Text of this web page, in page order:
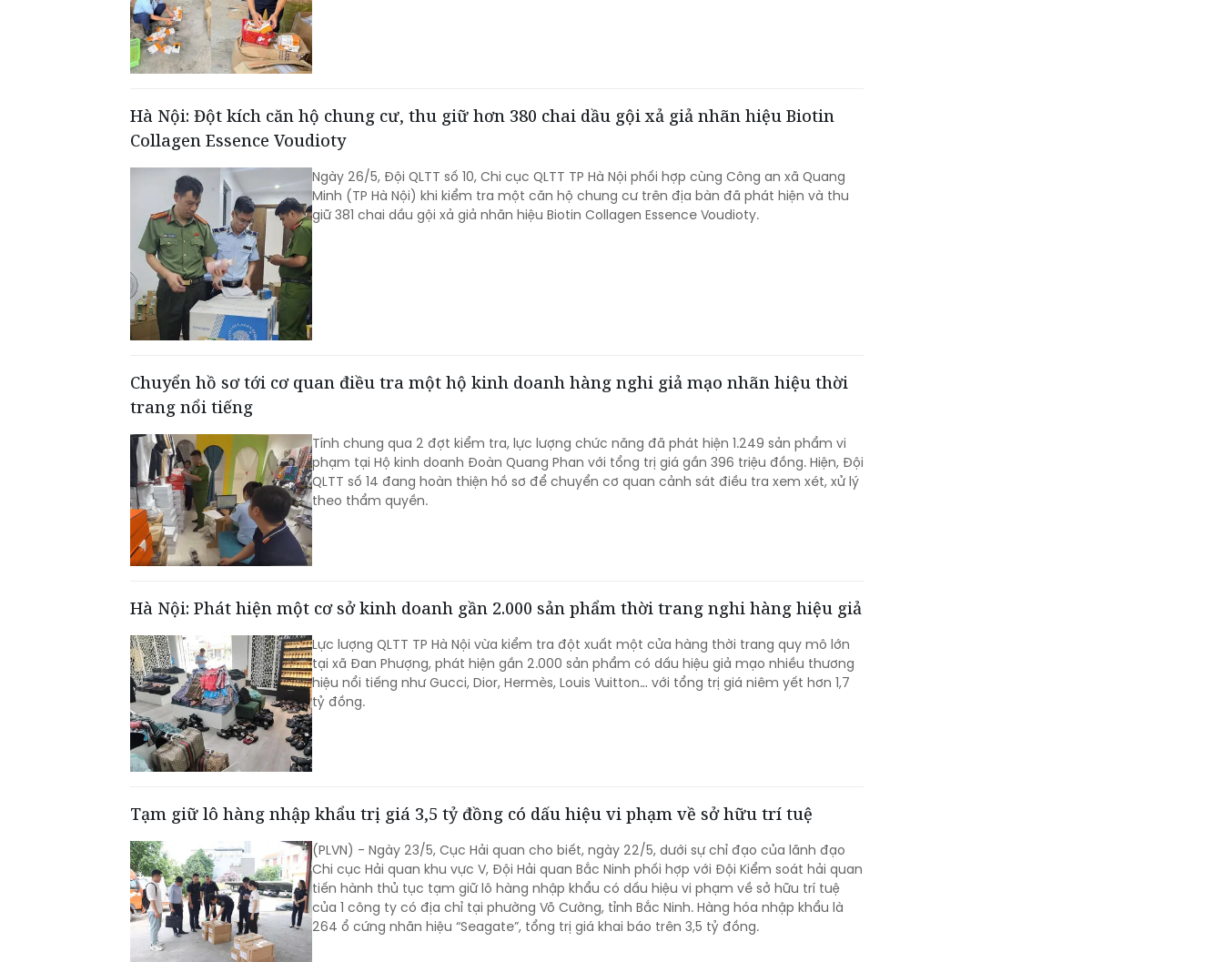
Hà Nội: Đột kích căn hộ chung cư, thu giữ hơn 380 chai dầu gội xả giả nhãn hiệu Biotin
Collagen Essence Voudioty
Ngày 26/5, Đội QLTT số 10, Chi cục QLTT TP Hà Nội phối hợp cùng Công an xã Quang
Minh (TP Hà Nội) khi kiểm tra một căn hộ chung cư trên địa bàn đã phát hiện và thu
giữ 381 chai dầu gội xả giả nhãn hiệu Biotin Collagen Essence Voudioty.
Chuyển hồ sơ tới cơ quan điều tra một hộ kinh doanh hàng nghi giả mạo nhãn hiệu thời
trang nổi tiếng
Tính chung qua 2 đợt kiểm tra, lực lượng chức năng đã phát hiện 1.249 sản phẩm vi
phạm tại Hộ kinh doanh Đoàn Quang Phan với tổng trị giá gần 396 triệu đồng. Hiện, Đội
QLTT số 14 đang hoàn thiện hồ sơ để chuyển cơ quan cảnh sát điều tra xem xét, xử lý
theo thẩm quyền.
Hà Nội: Phát hiện một cơ sở kinh doanh gần 2.000 sản phẩm thời trang nghi hàng hiệu giả
Lực lượng QLTT TP Hà Nội vừa kiểm tra đột xuất một cửa hàng thời trang quy mô lớn
tại xã Đan Phượng, phát hiện gần 2.000 sản phẩm có dấu hiệu giả mạo nhiều thương
hiệu nổi tiếng như Gucci, Dior, Hermès, Louis Vuitton… với tổng trị giá niêm yết hơn 1,7
tỷ đồng.
Tạm giữ lô hàng nhập khẩu trị giá 3,5 tỷ đồng có dấu hiệu vi phạm về sở hữu trí tuệ
(PLVN) - Ngày 23/5, Cục Hải quan cho biết, ngày 22/5, dưới sự chỉ đạo của lãnh đạo
Chi cục Hải quan khu vực V, Đội Hải quan Bắc Ninh phối hợp với Đội Kiểm soát hải quan
tiến hành thủ tục tạm giữ lô hàng nhập khẩu có dấu hiệu vi phạm về sở hữu trí tuệ
của 1 công ty có địa chỉ tại phường Võ Cường, tỉnh Bắc Ninh. Hàng hóa nhập khẩu là
264 ổ cứng nhãn hiệu “Seagate”, tổng trị giá khai báo trên 3,5 tỷ đồng.